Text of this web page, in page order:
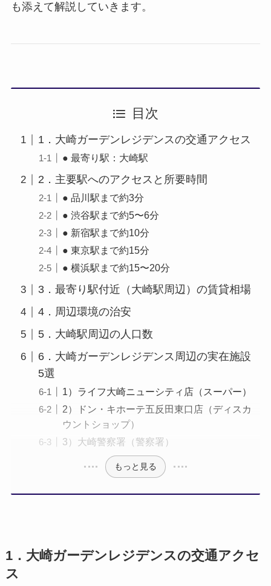
も添えて解説していきます。
目次
1．大崎ガーデンレジデンスの交通アクセス
● 最寄り駅：大崎駅
2．主要駅へのアクセスと所要時間
● 品川駅まで約3分
● 渋谷駅まで約5〜6分
● 新宿駅まで約10分
● 東京駅まで約15分
● 横浜駅まで約15〜20分
3．最寄り駅付近（大崎駅周辺）の賃貸相場
4．周辺環境の治安
5．大崎駅周辺の人口数
6．大崎ガーデンレジデンス周辺の実在施設
5選
1）ライフ大崎ニューシティ店（スーパー）
2）ドン・キホーテ五反田東口店（ディスカ
ウントショップ）
3）大崎警察署（警察署）
もっと見る
1．大崎ガーデンレジデンスの交通アクセ
ス